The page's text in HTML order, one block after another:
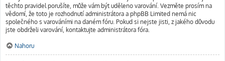
těchto pravidel porušíte, může vám být uděleno varování. Vezměte prosím na
vědomí, že toto je rozhodnutí administrátora a phpBB Limited nemá nic
společného s varováními na daném fóru. Pokud si nejste jisti, z jakého důvodu
jste obdrželi varování, kontaktujte administrátora fóra.
Nahoru